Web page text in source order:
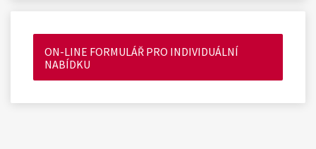
ON-LINE FORMULÁŘ PRO INDIVIDUÁLNÍ
NABÍDKU